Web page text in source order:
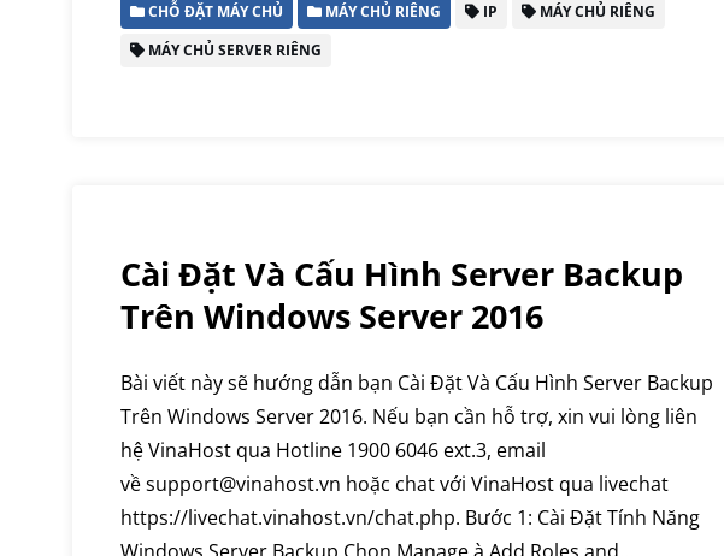
CHỖ ĐẶT MÁY CHỦ MÁY CHỦ RIÊNG IP
MÁY CHỦ RIÊNG
MÁY CHỦ SERVER RIÊNG
Cài Đặt Và Cấu Hình Server Backup
Trên Windows Server 2016
Bài viết này sẽ hướng dẫn bạn Cài Đặt Và Cấu Hình Server Backup
Trên Windows Server 2016. Nếu bạn cần hỗ trợ, xin vui lòng liên
hệ VinaHost qua Hotline 1900 6046 ext.3, email
về support@vinahost.vn hoặc chat với VinaHost qua livechat
https://livechat.vinahost.vn/chat.php. Bước 1: Cài Đặt Tính Năng